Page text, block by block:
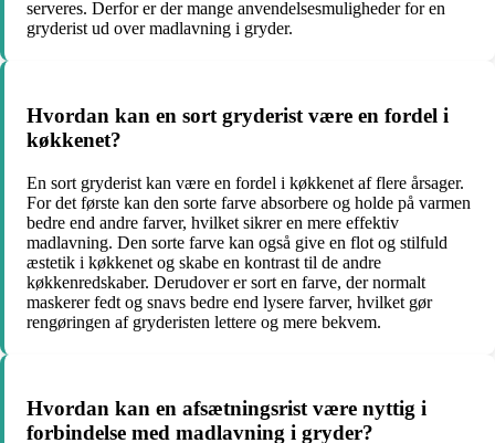
serveres. Derfor er der mange anvendelsesmuligheder for en
gryderist ud over madlavning i gryder.
Hvordan kan en sort gryderist være en fordel i
køkkenet?
En sort gryderist kan være en fordel i køkkenet af flere årsager.
For det første kan den sorte farve absorbere og holde på varmen
bedre end andre farver, hvilket sikrer en mere effektiv
madlavning. Den sorte farve kan også give en flot og stilfuld
æstetik i køkkenet og skabe en kontrast til de andre
køkkenredskaber. Derudover er sort en farve, der normalt
maskerer fedt og snavs bedre end lysere farver, hvilket gør
rengøringen af gryderisten lettere og mere bekvem.
Hvordan kan en afsætningsrist være nyttig i
forbindelse med madlavning i gryder?